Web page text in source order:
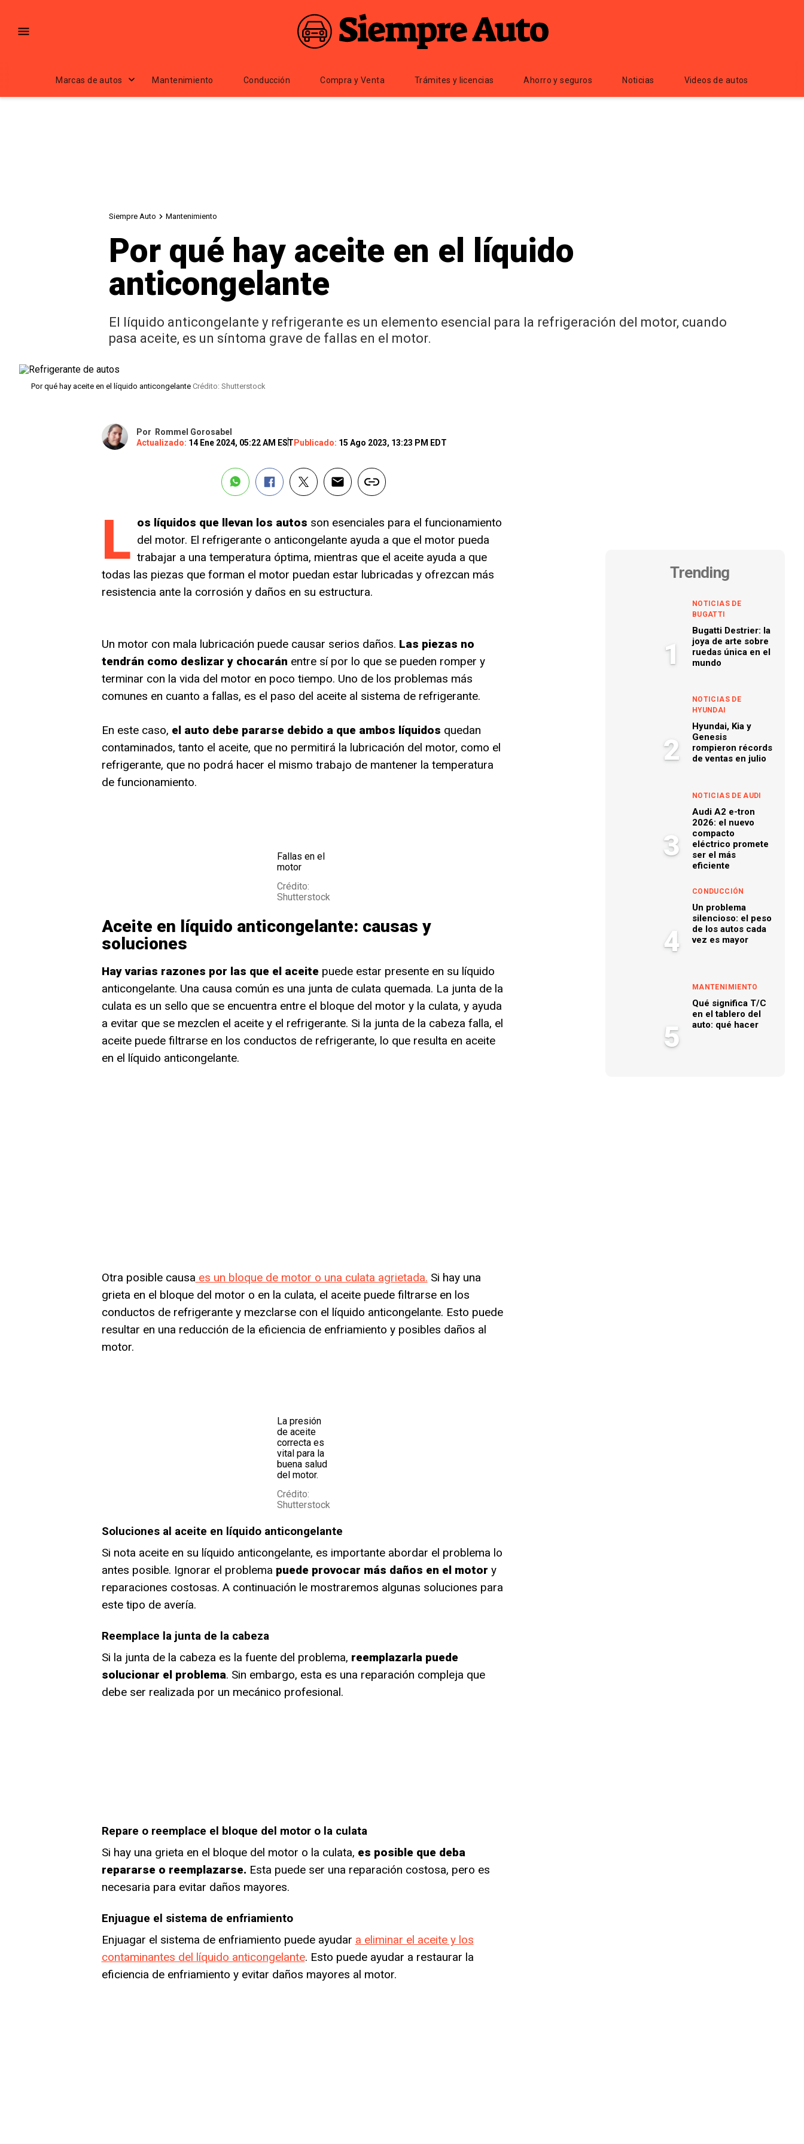
Marcas de autos Mantenimiento Conducción Compra y Venta Trámites y licencias Ahorro y seguros Noticias Videos de autos
Siempre Auto Mantenimiento
Por qué hay aceite en el líquido
anticongelante
El líquido anticongelante y refrigerante es un elemento esencial para la refrigeración del motor, cuando
pasa aceite, es un síntoma grave de fallas en el motor.
Por qué hay aceite en el líquido anticongelante Crédito: Shutterstock
Por
Rommel Gorosabel
Actualizado: 14 Ene 2024, 05:22 AM EST Publicado: 15 Ago 2023, 13:23 PM EDT
L os líquidos que llevan los autos son esenciales para el funcionamiento
del motor. El refrigerante o anticongelante ayuda a que el motor pueda
trabajar a una temperatura óptima, mientras que el aceite ayuda a que
todas las piezas que forman el motor puedan estar lubricadas y ofrezcan más
resistencia ante la corrosión y daños en su estructura.
Un motor con mala lubricación puede causar serios daños. Las piezas no
tendrán como deslizar y chocarán entre sí por lo que se pueden romper y
terminar con la vida del motor en poco tiempo. Uno de los problemas más
comunes en cuanto a fallas, es el paso del aceite al sistema de refrigerante.
En este caso, el auto debe pararse debido a que ambos líquidos quedan
contaminados, tanto el aceite, que no permitirá la lubricación del motor, como el
refrigerante, que no podrá hacer el mismo trabajo de mantener la temperatura
de funcionamiento.
Fallas en el
motor
Crédito:
Shutterstock
Aceite en líquido anticongelante: causas y
soluciones
Hay varias razones por las que el aceite puede estar presente en su líquido
anticongelante. Una causa común es una junta de culata quemada. La junta de la
culata es un sello que se encuentra entre el bloque del motor y la culata, y ayuda
a evitar que se mezclen el aceite y el refrigerante. Si la junta de la cabeza falla, el
aceite puede filtrarse en los conductos de refrigerante, lo que resulta en aceite
en el líquido anticongelante.
Otra posible causa es un bloque de motor o una culata agrietada. Si hay una
grieta en el bloque del motor o en la culata, el aceite puede filtrarse en los
conductos de refrigerante y mezclarse con el líquido anticongelante. Esto puede
resultar en una reducción de la eficiencia de enfriamiento y posibles daños al
motor.
La presión
de aceite
correcta es
vital para la
buena salud
del motor.
Crédito:
Shutterstock
Soluciones al aceite en líquido anticongelante
Si nota aceite en su líquido anticongelante, es importante abordar el problema lo
antes posible. Ignorar el problema puede provocar más daños en el motor y
reparaciones costosas. A continuación le mostraremos algunas soluciones para
este tipo de avería.
Reemplace la junta de la cabeza
Si la junta de la cabeza es la fuente del problema, reemplazarla puede
solucionar el problema. Sin embargo, esta es una reparación compleja que
debe ser realizada por un mecánico profesional.
Repare o reemplace el bloque del motor o la culata
Si hay una grieta en el bloque del motor o la culata, es posible que deba
repararse o reemplazarse. Esta puede ser una reparación costosa, pero es
necesaria para evitar daños mayores.
Enjuague el sistema de enfriamiento
Enjuagar el sistema de enfriamiento puede ayudar a eliminar el aceite y los
contaminantes del líquido anticongelante. Esto puede ayudar a restaurar la
eficiencia de enfriamiento y evitar daños mayores al motor.
Trending
1
NOTICIAS DE
BUGATTI
Bugatti Destrier: la
joya de arte sobre
ruedas única en el
mundo
2
NOTICIAS DE
HYUNDAI
Hyundai, Kia y
Genesis
rompieron récords
de ventas en julio
3
NOTICIAS DE AUDI
Audi A2 e-tron
2026: el nuevo
compacto
eléctrico promete
ser el más
eficiente
4
CONDUCCIÓN
Un problema
silencioso: el peso
de los autos cada
vez es mayor
5
MANTENIMIENTO
Qué significa T/C
en el tablero del
auto: qué hacer